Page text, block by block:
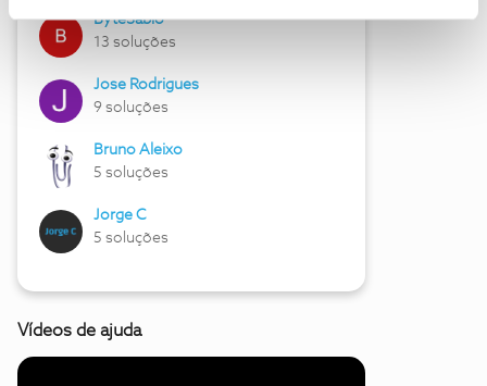
ByteSábio
13 soluções
Jose Rodrigues
9 soluções
Bruno Aleixo
5 soluções
Jorge C
5 soluções
Vídeos de ajuda